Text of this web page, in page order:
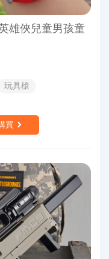
雄俠兒童男孩童
玩具槍
買